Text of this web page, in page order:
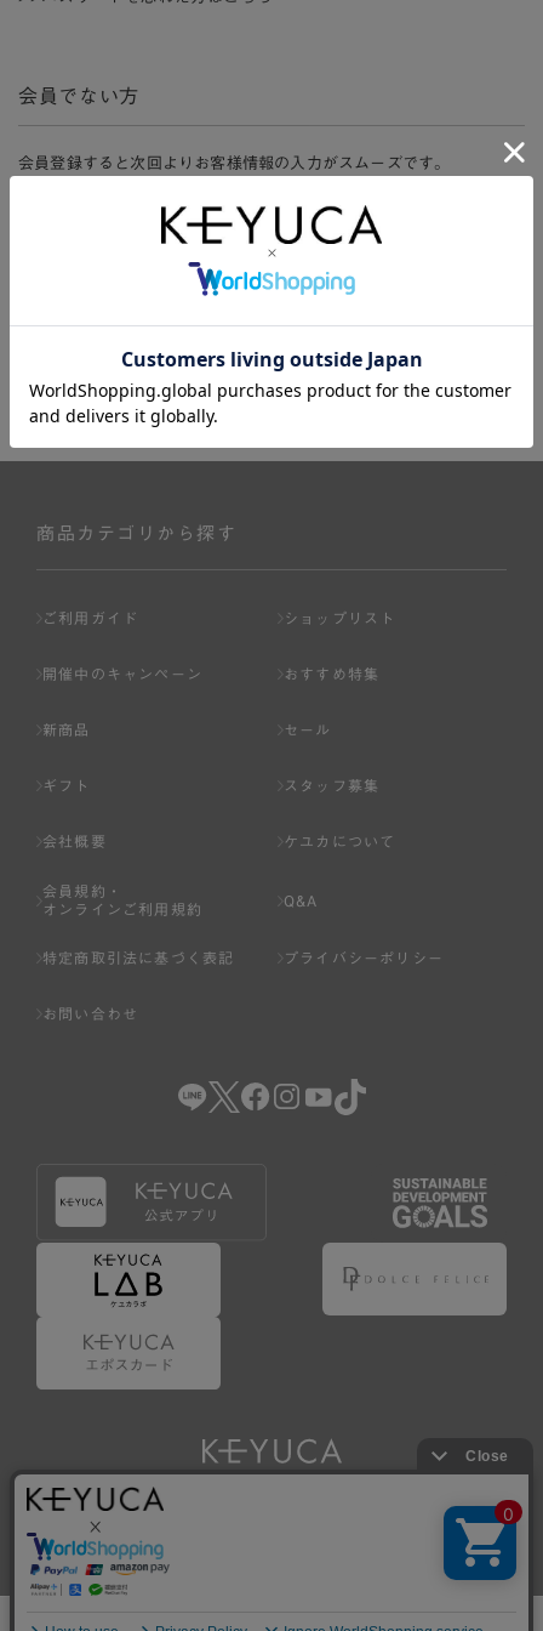
会員でない方
会員登録すると次回よりお客様情報の入力がスムーズです。
ージ、購入履歴をご利用いただけます。
商品カテゴリから探す
ご利用ガイド ショップリスト
開催中のキャンペーン おすすめ特集
新商品 セール
ギフト スタッフ募集
会社概要 ケユカについて
会員規約・
オンラインご利用規約
Q&A
特定商取引法に基づく表記 プライバシーポリシー
お問い合わせ
Copyright © KAWAJUN Co., Ltd. All Rights Reserved.